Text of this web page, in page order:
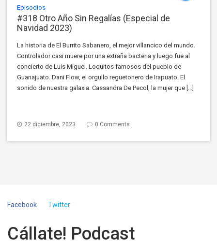
Episodios
#318 Otro Año Sin Regalías (Especial de
Navidad 2023)
La historia de El Burrito Sabanero, el mejor villancico del mundo.
Controlador casi muere por una extraña bacteria y luego fue al
concierto de Luis Miguel. Loquitos famosos del pueblo de
Guanajuato. Dani Flow, el orgullo reguetonero de Irapuato. El
sonido de nuestra galaxia. Cassandra De Pecol, la mujer que […]
22 diciembre, 2023 0 Comments
Facebook Twitter
Cállate! Podcast